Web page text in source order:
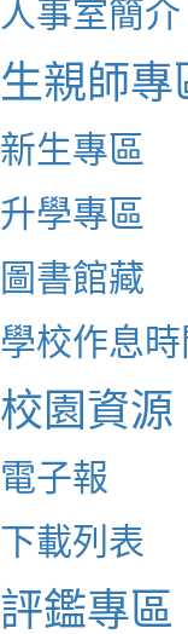
人事室簡介
生親師專
新生專區
升學專區
圖書館藏
學校作息
校園資源
電子報
下載列表
評鑑專區